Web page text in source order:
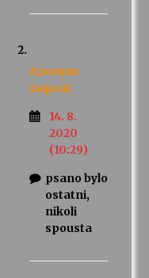
Anonym
napsal:
14. 8.
2020
(10:29)
psano bylo
ostatni,
nikoli
spousta